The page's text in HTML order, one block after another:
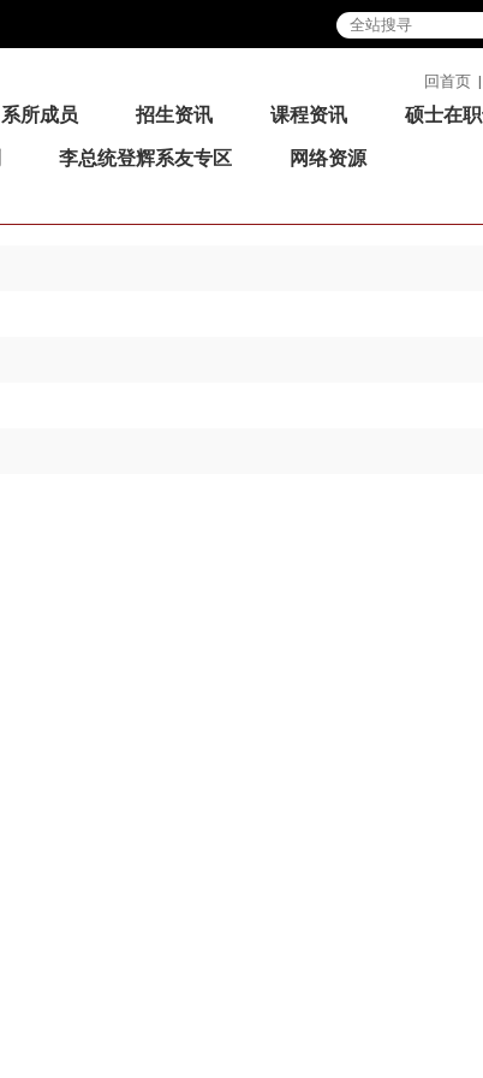
回首页 |
系所成员 招生资讯 课程资讯
硕士在
李总统登辉系友专区
网络资源